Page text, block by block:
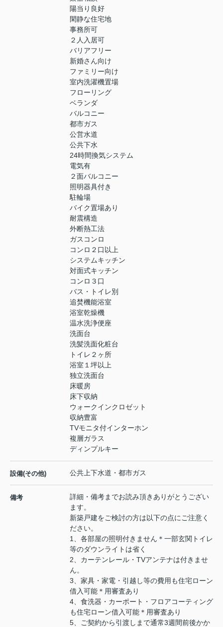
陽当り良好
閑静な住宅地
事務所可
２人入居可
バリアフリー
新婚さん向け
ファミリー向け
室内洗濯機置場
フローリング
ベランダ
バルコニー
都市ガス
公営水道
公共下水
24時間換気システム
電気有
２面バルコニー
照明器具付き
駐輪場
バイク置場あり
耐震構造
外断熱工法
ガスコンロ
コンロ２口以上
システムキッチン
対面式キッチン
コンロ３口
バス・トイレ別
追焚機能浴室
浴室乾燥機
温水洗浄便座
洗面台
洗髪洗面化粧台
トイレ２ヶ所
浴室１坪以上
独立洗面台
床暖房
床下収納
ウォークインクロゼット
収納豊富
TVモニタ付インターホン
複層ガラス
ディンプルキー
設備(その他) 公共上下水道・都市ガス
備考
詳細・備考までお読み頂きありがとうござい
ます。
新築戸建をご検討の方は以下の点にご注意く
ださい。
1、各部屋の照明付きません＊一部玄関トイレ
等のダウンライトは省く
2、カーテンレール・TVアンテナは付きませ
ん。
3、家具・家電・引越し等の費用も住宅ローン
借入可能＊用審査あり
4、食洗器・カーポート・フロアコーティング
も住宅ローン借入可能＊用審査あり
5、ご契約から引渡しまで通常3週間前後かか